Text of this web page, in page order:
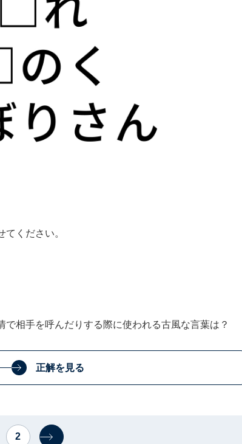
ください。
相手を呼んだりする際に使われる古風な言葉は？
正解を見る
2